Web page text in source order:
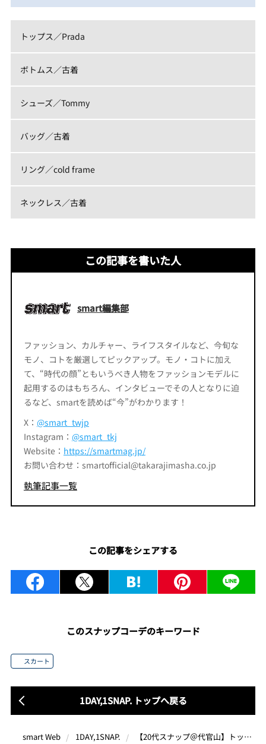
トップス／Prada
ボトムス／古着
シューズ／Tommy
バッグ／古着
リング／cold frame
ネックレス／古着
この記事を書いた人
smart編集部
ファッション、カルチャー、ライフスタイルなど、今旬な
モノ、コトを厳選してピックアップ。モノ・コトに加え
て、“時代の顔”ともいうべき人物をファッションモデルに
起用するのはもちろん、インタビューでその人となりに迫
るなど、smartを読めば“今”がわかります！
X： @smart_twjp
Instagram： @smart_tkj
Website： https://smartmag.jp/
お問い合わせ：smartofficial@takarajimasha.co.jp
執筆記事一覧
この記事をシェアする
このスナップコーデのキーワード
スカート
1DAY,1SNAP. トップへ戻る
smart Web 1DAY,1SNAP. 【20代スナップ＠代官山】トップスから足元まで過不足ないシンプルモノトーンコーデ